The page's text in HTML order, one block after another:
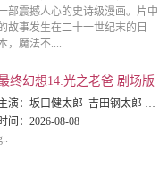
部震撼人心的史诗级漫画。片中
的故事发生在二十一世纪末的日
，魔法不....
终幻想14:光之老爸 剧场版
演： 坂口健太郎 吉田钢太郎 佐久间由衣 山本舞香 佐藤隆太 财前直见 南条爱乃 寿美菜子 悠木碧
间： 2026-08-08